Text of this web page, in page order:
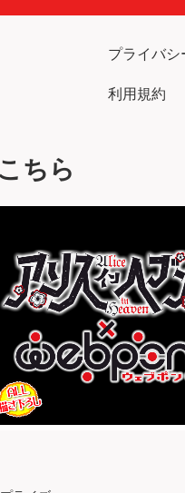
プライバシ
利用規約
ちら